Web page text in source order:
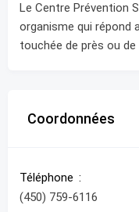
Le Centre Prévention
organisme qui répond
touchée de près ou de
Coordonnées
Téléphone
(450) 759-6116